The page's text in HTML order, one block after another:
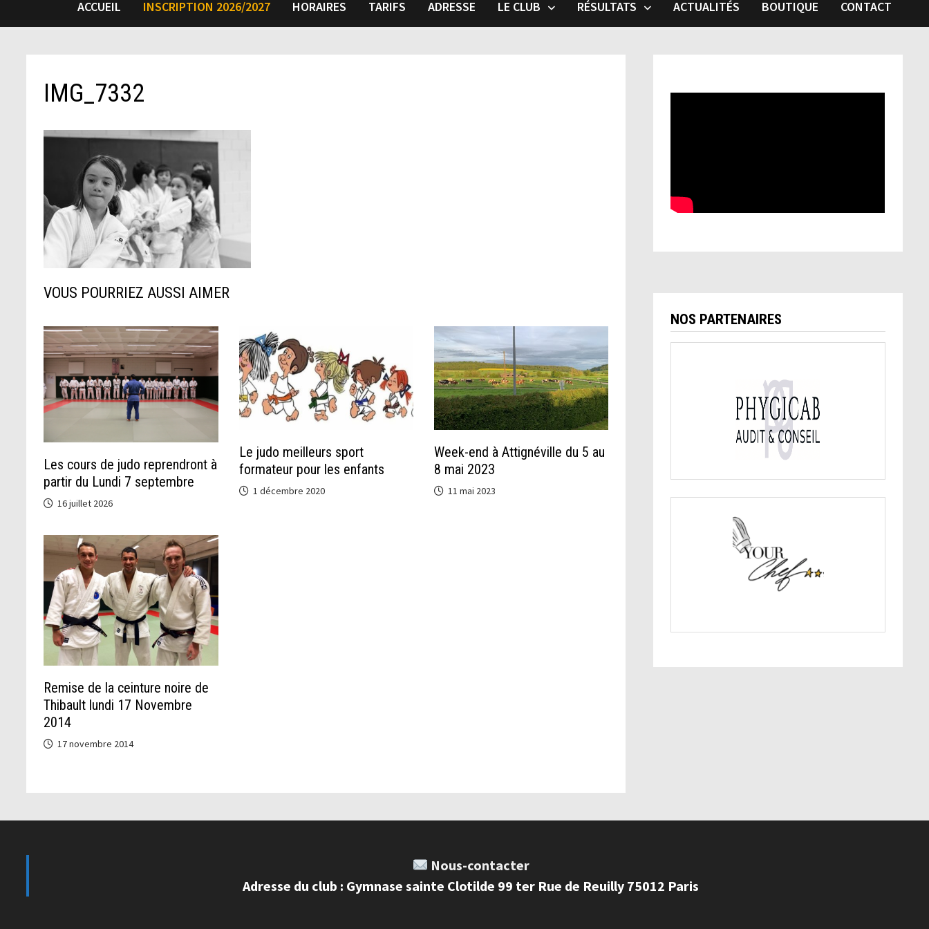
ACCUEIL INSCRIPTION 2026/2027 HORAIRES TARIFS ADRESSE LE CLUB RÉSULTATS ACTUALITÉS BOUTIQUE CONTACT
IMG_7332
VOUS POURRIEZ AUSSI AIMER
Les cours de judo reprendront à
partir du Lundi 7 septembre
16 juillet 2026
Le judo meilleurs sport
formateur pour les enfants
1 décembre 2020
Week-end à Attignéville du 5 au
8 mai 2023
11 mai 2023
Remise de la ceinture noire de
Thibault lundi 17 Novembre
2014
17 novembre 2014
NOS PARTENAIRES
Nous-contacter
Adresse du club : Gymnase sainte Clotilde 99 ter Rue de Reuilly 75012 Paris